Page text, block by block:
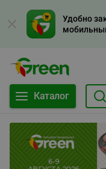
Удобно
Каталог